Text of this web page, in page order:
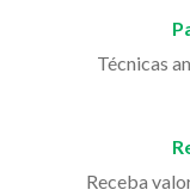
Técnicas
Receba